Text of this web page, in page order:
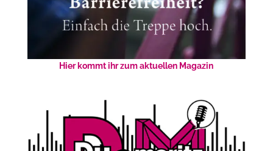
Hier kommt ihr zum aktuellen Magazin